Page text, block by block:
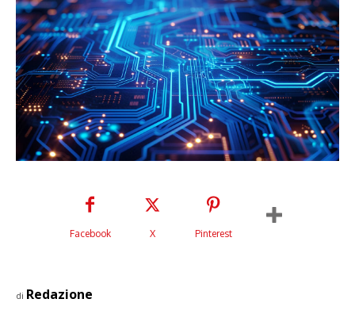
Facebook X Pinterest
di Redazione